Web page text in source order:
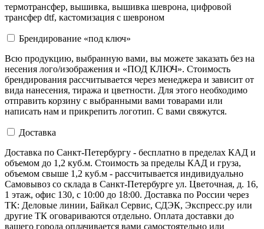
термотрансфер, вышивка, вышивка шеврона, цифровой
трансфер dtf, кастомизация с шевроном
Брендирование «под ключ»
Всю продукцию, выбранную вами, вы можете заказать без на
несения лого/изображения и «ПОД КЛЮЧ». Стоимость
брендирования рассчитывается через менеджера и зависит от
вида нанесения, тиража и цветности. Для этого необходимо
отправить корзину с выбранными вами товарами или
написать нам и прикрепить логотип. С вами свяжутся.
Доставка
Доставка по Санкт-Петербургу - бесплатно в пределах КАД и
объемом до 1,2 куб.м. Стоимость за пределы КАД и груза,
объемом свыше 1,2 куб.м - рассчитывается индивидуально
Самовывоз со склада в Санкт-Петербурге ул. Цветочная, д. 16,
1 этаж, офис 130, с 10:00 до 18:00. Доставка по России через
ТК: Деловые линии, Байкал Сервис, СДЭК, Экспресс.ру или
другие ТК оговариваются отдельно. Оплата доставки до
вашего города оплачивается вами самостоятельно или